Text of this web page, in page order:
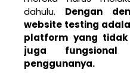
dahulu. Dengan
website testing
platform yang
juga
penggunanya.